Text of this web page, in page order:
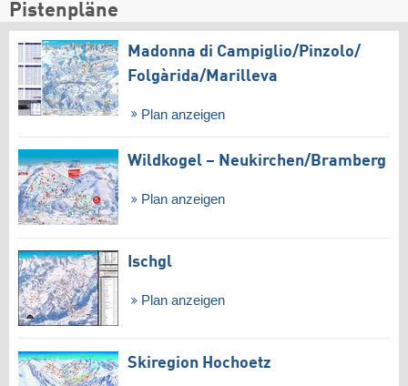
Pistenpläne
Madonna di Campiglio/​Pinzolo/​
Folgàrida/​Marilleva
Plan anzeigen
Wildkogel – Neukirchen/​Bramberg
Plan anzeigen
Ischgl
Plan anzeigen
Skiregion Hochoetz